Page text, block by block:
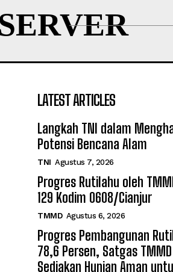
LATEST ARTICLES
Langkah TNI dalam
Potensi Bencana Alam
TNI Agustus 7, 2026
Progres Rutilahu oleh
129 Kodim 0608/Cianjur
TMMD Agustus 6, 2026
Progres Pembangunan
78,6 Persen, Satgas
Sediakan Hunian Aman